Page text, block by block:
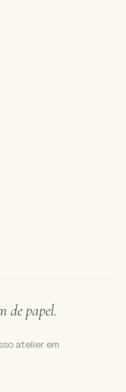
de papel.
atelier em